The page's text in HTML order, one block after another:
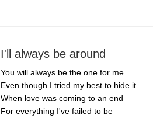
I'll always be around
You will always be the one for me
Even though I tried my best to hide it
When love was coming to an end
For everything I've failed to be